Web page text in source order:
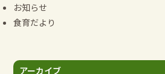
お知らせ
食育だより
アーカイブ